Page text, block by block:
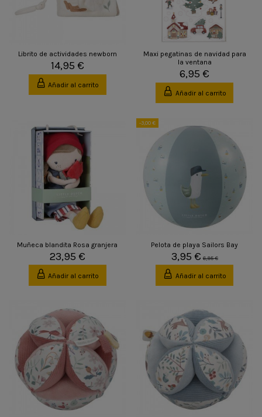
Librito de actividades newborn
14,95 €
Añadir al carrito
Maxi pegatinas de navidad para
la ventana
6,95 €
Añadir al carrito
Muñeca blandita Rosa granjera
23,95 €
Añadir al carrito
-3,00 €
Pelota de playa Sailors Bay
3,95 € 6,95 €
Añadir al carrito